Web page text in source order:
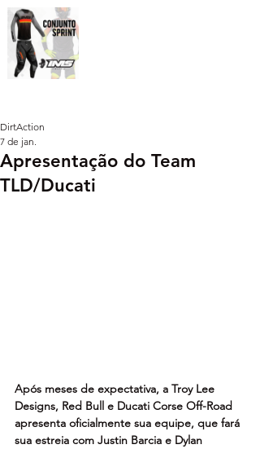
Apresentação do Team
TLD/Ducati
DirtAction
7 de jan.
Após meses de expectativa, a Troy Lee
Designs, Red Bull e Ducati Corse Off-Road
apresenta oficialmente sua equipe, que fará
sua estreia com Justin Barcia e Dylan